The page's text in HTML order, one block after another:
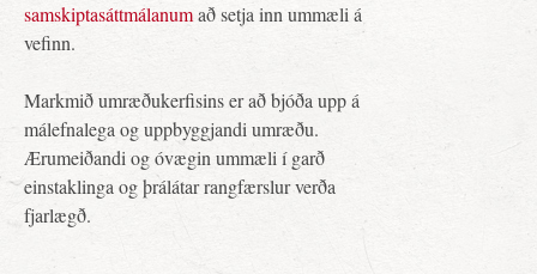
samskiptasáttmálanumað setja inn ummæli á
vefinn.
Markmið umræðukerfisins er að bjóða upp á
málefnalega og uppbyggjandi umræðu.
Ærumeiðandi og óvægin ummæli í garð
einstaklinga og þrálátar rangfærslur verða
fjarlægð.